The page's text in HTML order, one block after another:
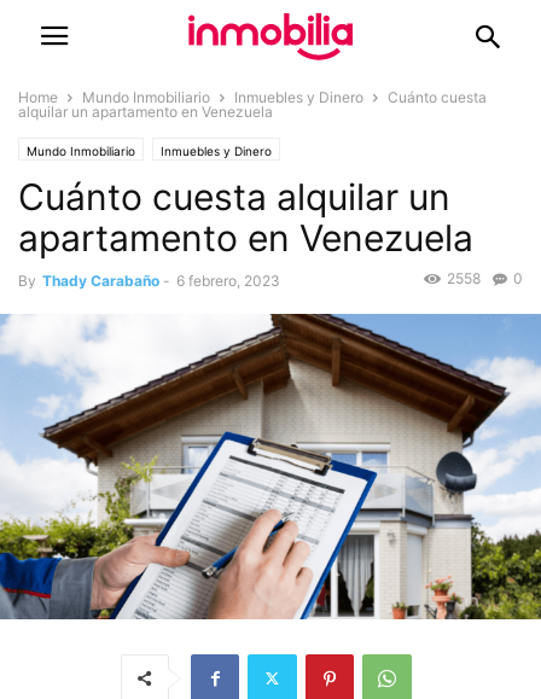
Home Mundo Inmobiliario Inmuebles y Dinero
Cuánto cuesta
alquilar un apartamento en Venezuela
Mundo Inmobiliario Inmuebles y Dinero
Cuánto cuesta alquilar un
apartamento en Venezuela
By Thady Carabaño - 6 febrero, 2023 0
2558